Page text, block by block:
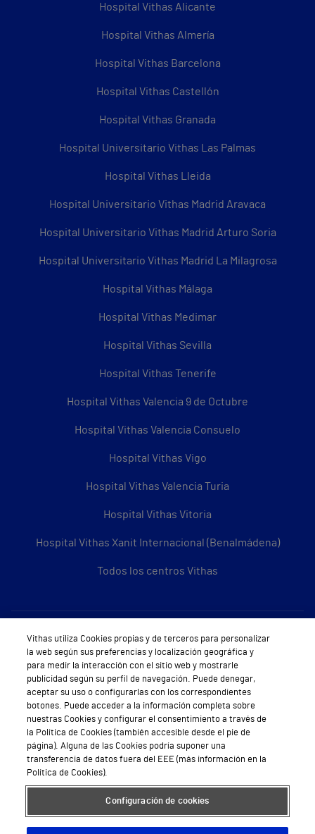
Hospital Vithas Alicante
Hospital Vithas Almería
Hospital Vithas Barcelona
Hospital Vithas Castellón
Hospital Vithas Granada
Hospital Universitario Vithas Las Palmas
Hospital Vithas Lleida
Hospital Universitario Vithas Madrid Aravaca
Hospital Universitario Vithas Madrid Arturo Soria
Hospital Universitario Vithas Madrid La Milagrosa
Hospital Vithas Málaga
Hospital Vithas Medimar
Hospital Vithas Sevilla
Hospital Vithas Tenerife
Hospital Vithas Valencia 9 de Octubre
Hospital Vithas Valencia Consuelo
Hospital Vithas Vigo
Hospital Vithas Valencia Turia
Hospital Vithas Vitoria
Hospital Vithas Xanit Internacional (Benalmádena)
Todos los centros Vithas
Sobre Vithas
Quiénes somos
Trabajar en Vithas
Teléfono Cita Médica
Teléfono Atención al Cliente
Política de seguridad y salud en el trabajo
Conoce a Supervita
Vithas utiliza Cookies propias y de terceros para personalizar
la web según sus preferencias y localización geográfica y
para medir la interacción con el sitio web y mostrarle
publicidad según su perfil de navegación. Puede denegar,
aceptar su uso o configurarlas con los correspondientes
botones. Puede acceder a la información completa sobre
nuestras Cookies y configurar el consentimiento a través de
la Política de Cookies (también accesible desde el pie de
página). Alguna de las Cookies podría suponer una
transferencia de datos fuera del EEE (más información en la
Política de Cookies).
Configuración de cookies